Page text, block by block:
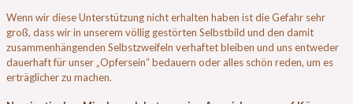
Wenn wir diese Unterstützung nicht erhalten haben ist die Gefahr sehr
groß, dass wir in unserem völlig gestörten Selbstbild und den damit
zusammenhängenden Selbstzweifeln verhaftet bleiben und uns entweder
dauerhaft für unser „Opfersein“ bedauern oder alles schön reden, um es
erträglicher zu machen.